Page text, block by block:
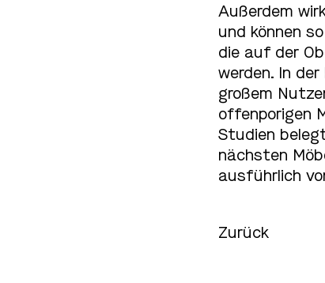
Außerdem
und können
die auf der
werden. In
großem
offenporigen
Studien
nächsten
ausführlich
Zurück